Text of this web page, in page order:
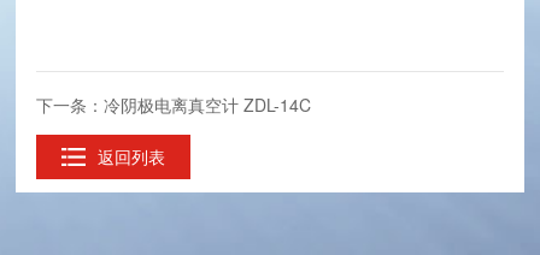
下一条：冷阴极电离真空计 ZDL-14C
返回列表